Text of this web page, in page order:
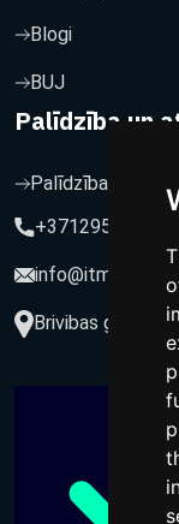
Blogi
BUJ
Palīdzība un
Palīdzība un
+37129564547
Brivibas gatve